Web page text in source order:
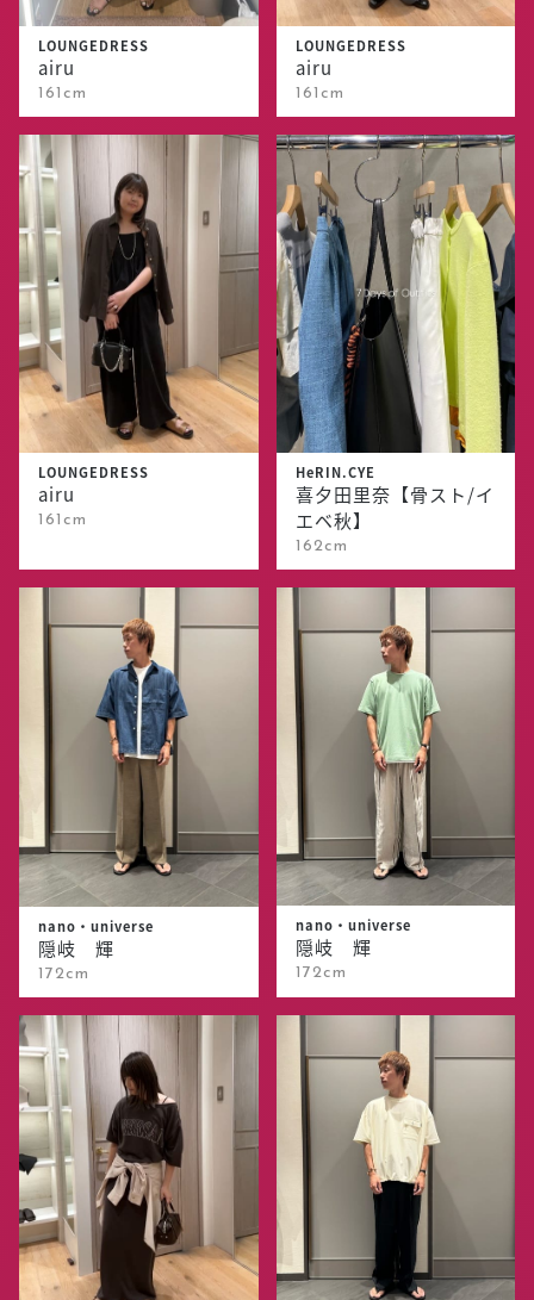
LOUNGEDRESS
airu
161cm
LOUNGEDRESS
airu
161cm
LOUNGEDRESS
airu
161cm
HeRIN.CYE
喜夕田里奈【骨スト/イ
エベ秋】
162cm
nano・universe
隠岐 輝
172cm
nano・universe
隠岐 輝
172cm